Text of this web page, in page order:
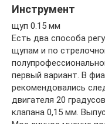
Инструмент
щуп 0.15 мм
Есть два способа
щупам и по
первый вариант. В
рекомендовались
двигателя 20
клапана 0,15 мм.